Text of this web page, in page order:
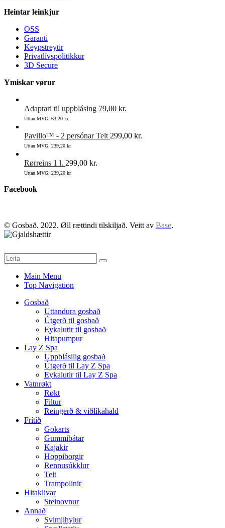
Heintar leinkjur
OSS
Garanti
Keypstreytir
Privatlívspolitikkur
3D Secure
Ymiskar vørur
Adaptari til uppblásing 79,00 kr.
Uttan MVG: 63,20 kr.
Pavillo™ - 2 persónar Telt 299,00 kr.
Uttan MVG: 239,20 kr.
Rørreins 1 l. 299,00 kr.
Uttan MVG: 239,20 kr.
Facebook
© Gosbað. 2022. Øll rættindi tilskiljað. Veitt av Base.
Main Menu
Top Navigation
Gosbað
Uttandura gosbað
Útgerð til gosbað
Eykalutir til gosbað
Hitapumpur
Lay Z Spa
Uppblásilig gosbað
Útgerð til Lay Z Spa
Eykalutir til Lay Z Spa
Vatnrøkt
Røkt
Filtur
Reingerð & viðlíkahald
Frítíð
Gokarts
Gummibátar
Kajakir
Hoppiborgir
Rennusúkklur
Telt
Trampolinir
Hitaklivar
Steinovnur
Annað
Svimjihylur